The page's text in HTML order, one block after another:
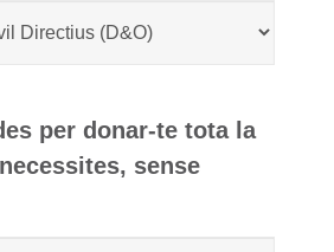
per donar-te tota la
sense